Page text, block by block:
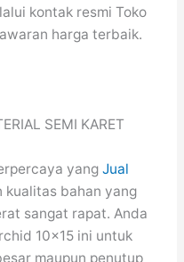
kontak resmi Toko
harga terbaik.
SEMI KARET
yang Jual
kualitas bahan yang
sangat rapat. Anda
10×15 ini untuk
maupun penutup